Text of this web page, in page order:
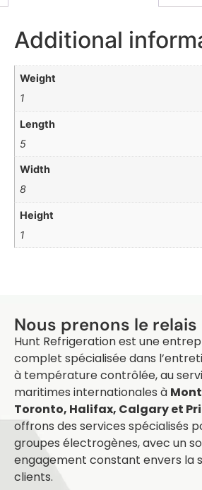
Additional
Weight
1
Length
5
Width
8
Height
1
Nous prenons le relais
Hunt Refrigeration est une
complet spécialisée dans
à température contrôlée, au
maritimes internationales à
Toronto, Halifax, Calgary et
offrons des services spécialisés
groupes électrogènes, avec un
engagement constant envers la
clients.